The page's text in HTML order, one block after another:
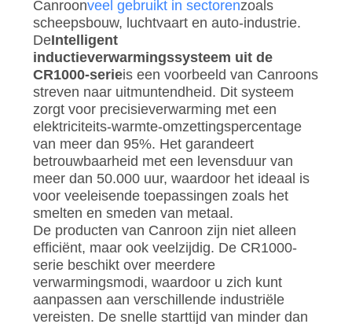
Canroonveel gebruikt in sectorenzoals
scheepsbouw, luchtvaart en auto-industrie.
DeIntelligent
inductieverwarmingssysteem uit de
CR1000-serieis een voorbeeld van Canroons
streven naar uitmuntendheid. Dit systeem
zorgt voor precisieverwarming met een
elektriciteits-warmte-omzettingspercentage
van meer dan 95%. Het garandeert
betrouwbaarheid met een levensduur van
meer dan 50.000 uur, waardoor het ideaal is
voor veeleisende toepassingen zoals het
smelten en smeden van metaal.
De producten van Canroon zijn niet alleen
efficiënt, maar ook veelzijdig. De CR1000-
serie beschikt over meerdere
verwarmingsmodi, waardoor u zich kunt
aanpassen aan verschillende industriële
vereisten. De snelle starttijd van minder dan